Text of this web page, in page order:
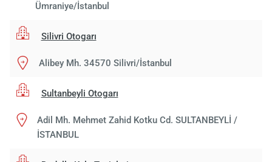
Ümraniye/İstanbul
Silivri Otogarı
Alibey Mh. 34570 Silivri/İstanbul
Sultanbeyli Otogarı
Adil Mh. Mehmet Zahid Kotku Cd. SULTANBEYLİ /
İSTANBUL